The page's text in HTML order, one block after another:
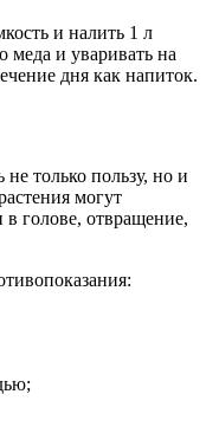
и налить 1 л
меда и уваривать на
дня как напиток.
только пользу, но и
могут
голове, отвращение,